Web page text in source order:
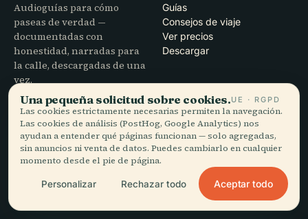
Audioguías para cómo
paseas de verdad —
documentadas con
honestidad, narradas para
la calle, descargadas de una
vez.
Guías
Consejos de viaje
Ver precios
Descargar
EMPRESA
Nosotros
Proceso editorial
Misión
AYUDA
Soporte
Solución de problemas de la
Contacto
Colabora con nosotros
Una pequeña solicitud sobre cookies.UE · RGPD
Las cookies estrictamente necesarias permiten la navegación.
Las cookies de análisis (PostHog, Google Analytics) nos
ayudan a entender qué páginas funcionan — solo agregadas,
sin anuncios ni venta de datos. Puedes cambiarlo en cualquier
momento desde el pie de página.
Personalizar Rechazar todo Aceptar todo